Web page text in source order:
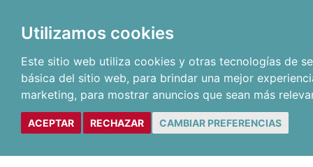
Utilizamos cookies
Este sitio web utiliza cookies y otras tecnologías de
básica del sitio web, para brindar una mejor
marketing, para mostrar anuncios que sean más
ACEPTAR RECHAZAR CAMBIAR PREFERENCIAS